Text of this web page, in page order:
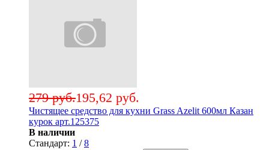
195,62 руб.
279 руб.
Чистящее средство для кухни Grass Azelit 600мл Казан
курок арт.125375
В наличии
Стандарт: 1 /8